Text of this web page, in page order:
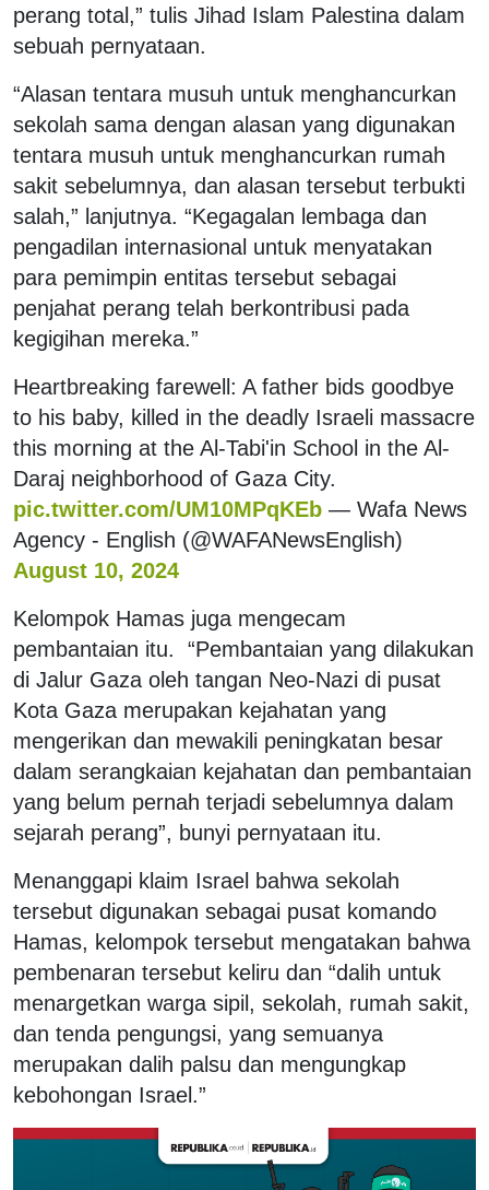
perang total,” tulis Jihad Islam Palestina dalam
sebuah pernyataan.
“Alasan tentara musuh untuk menghancurkan
sekolah sama dengan alasan yang digunakan
tentara musuh untuk menghancurkan rumah
sakit sebelumnya, dan alasan tersebut terbukti
salah,” lanjutnya. “Kegagalan lembaga dan
pengadilan internasional untuk menyatakan
para pemimpin entitas tersebut sebagai
penjahat perang telah berkontribusi pada
kegigihan mereka.”
Heartbreaking farewell: A father bids goodbye
to his baby, killed in the deadly Israeli massacre
this morning at the Al-Tabi'in School in the Al-
Daraj neighborhood of Gaza City.
pic.twitter.com/UM10MPqKEb — Wafa News
Agency - English (@WAFANewsEnglish)
August 10, 2024
Kelompok Hamas juga mengecam
pembantaian itu. “Pembantaian yang dilakukan
di Jalur Gaza oleh tangan Neo-Nazi di pusat
Kota Gaza merupakan kejahatan yang
mengerikan dan mewakili peningkatan besar
dalam serangkaian kejahatan dan pembantaian
yang belum pernah terjadi sebelumnya dalam
sejarah perang”, bunyi pernyataan itu.
Menanggapi klaim Israel bahwa sekolah
tersebut digunakan sebagai pusat komando
Hamas, kelompok tersebut mengatakan bahwa
pembenaran tersebut keliru dan “dalih untuk
menargetkan warga sipil, sekolah, rumah sakit,
dan tenda pengungsi, yang semuanya
merupakan dalih palsu dan mengungkap
kebohongan Israel.”